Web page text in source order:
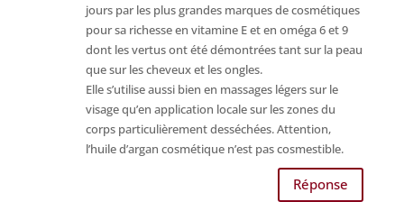
jours par les plus grandes marques de cosmétiques
pour sa richesse en vitamine E et en oméga 6 et 9
dont les vertus ont été démontrées tant sur la peau
que sur les cheveux et les ongles.
Elle s’utilise aussi bien en massages légers sur le
visage qu’en application locale sur les zones du
corps particulièrement desséchées. Attention,
l’huile d’argan cosmétique n’est pas cosmestible.
Réponse